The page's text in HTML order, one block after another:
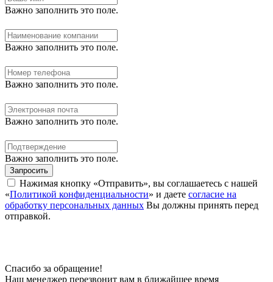
Важно заполнить это поле.
Важно заполнить это поле.
Важно заполнить это поле.
Важно заполнить это поле.
Важно заполнить это поле.
Запросить
Нажимая кнопку «Отправить», вы соглашаетесь с нашей
«Политикой конфиденциальности» и даете согласие на
обработку персональных данных Вы должны принять перед
отправкой.
Спасибо за обращение!
Наш менеджер перезвонит вам в ближайшее время